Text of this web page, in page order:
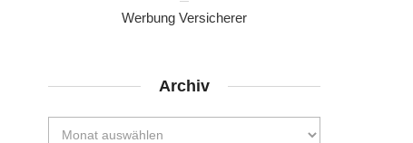
Werbung Versicherer
Archiv